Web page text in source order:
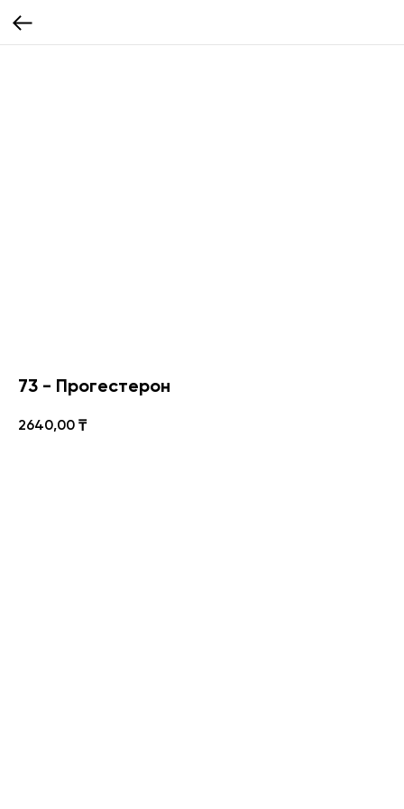
73 - Прогестерон
2640,00 ₸